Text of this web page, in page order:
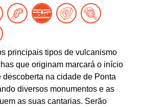
principais tipos de vulcanismo
que originam marcará o início
descoberta na cidade de Ponta
diversos monumentos e as
as suas cantarias. Serão